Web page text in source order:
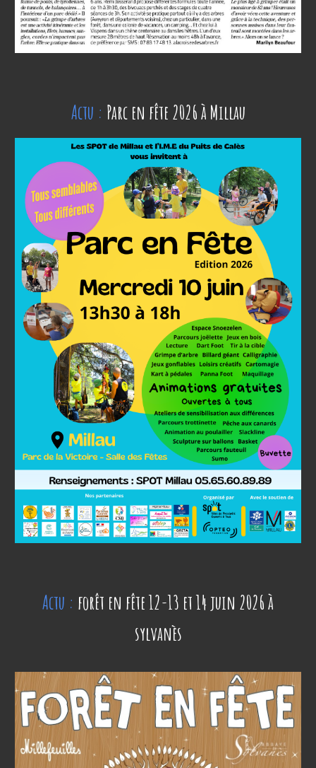
Actu : Parc en fête 2026 à Millau
Actu : forêt en fête 12-13 et 14juin 2026à
sylvanès